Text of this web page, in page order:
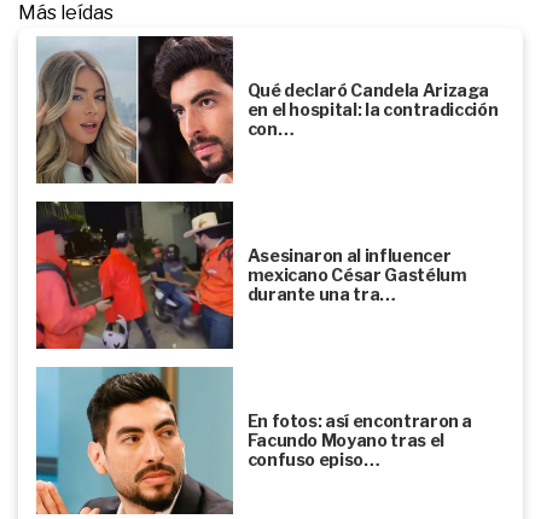
Más leídas
Qué declaró Candela Arizaga
en el hospital: la contradicción
con…
Asesinaron al influencer
mexicano César Gastélum
durante una tra…
En fotos: así encontraron a
Facundo Moyano tras el
confuso episo…